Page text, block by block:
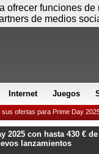
Internet Juegos
sus ofertas para Prime Day
2025 con hasta 430 €
lanzamientos
funciones
de medios